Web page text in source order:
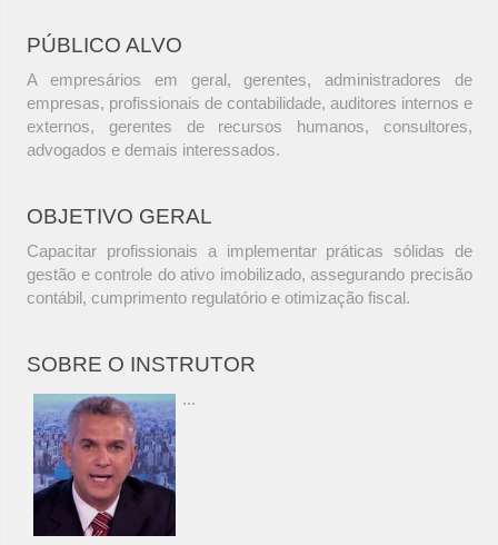
PÚBLICO ALVO
A empresários em geral, gerentes, administradores de
empresas, profissionais de contabilidade, auditores internos e
externos, gerentes de recursos humanos, consultores,
advogados e demais interessados.
OBJETIVO GERAL
Capacitar profissionais a implementar práticas sólidas de
gestão e controle do ativo imobilizado, assegurando precisão
contábil, cumprimento regulatório e otimização fiscal.
SOBRE O INSTRUTOR
...